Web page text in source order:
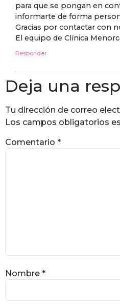
para que se pongan en
informarte de forma
Gracias por contactar con
El equipo de Clínica
Responder
Deja una
Tu dirección de correo
Los campos obligatorios
Comentario *
Nombre *